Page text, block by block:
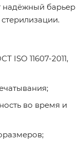
надёжный барьер
ISO 11607-2011,
во время и